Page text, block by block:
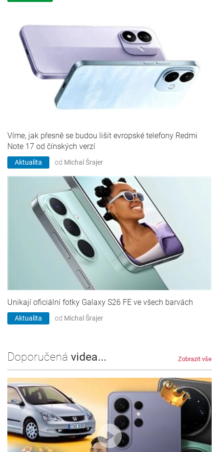
Víme, jak přesně se budou lišit evropské telefony Redmi
Note 17 od čínských verzí
Aktualita od Michal Šrajer
Unikají oficiální fotky Galaxy S26 FE ve všech barvách
Aktualita od Michal Šrajer
Doporučená videa... Zobrazit vše